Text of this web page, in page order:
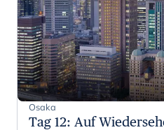
Osaka
Tag 12: Auf